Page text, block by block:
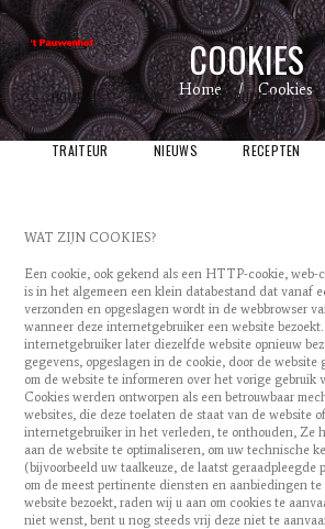
HOME NIEUW PRODUCTEN
TRAITEUR NIEUWS RECEPTEN
COOKIES
Home Cookies
WAT ZIJN COOKIES?
Een cookie, ook gekend als een HTTP-cookie, web-
is in het algemeen een klein databestand dat vanaf
verzonden en opgeslagen wordt in de webbrowser
wanneer deze internetgebruiker een website
internetgebruiker later diezelfde website opnieuw
gegevens, opgeslagen in de cookie, door de website
om de website te informeren over het vorige gebruik
Cookies werden ontworpen als een betrouwbaar
websites, die deze toelaten de staat van de website
internetgebruiker in het verleden, te onthouden, Ze
aan de website te optimaliseren, om uw technische
(bijvoorbeeld uw taalkeuze, de laatst geraadpleegde
om de meest pertinente diensten en aanbiedingen
website bezoekt, raden wij u aan om cookies te
niet wenst, bent u nog steeds vrij deze niet te